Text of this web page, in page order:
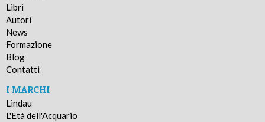
Libri
Autori
News
Formazione
Blog
Contatti
I MARCHI
Lindau
L'Età dell'Acquario